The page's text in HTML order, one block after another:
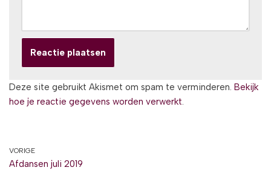
Deze site gebruikt Akismet om spam te verminderen. Bekijk
hoe je reactie gegevens worden verwerkt.
VORIGE
Afdansen juli 2019